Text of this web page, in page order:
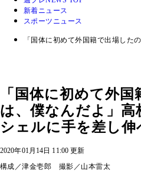
新着ニュース
スポーツニュース
「国体に初めて外国籍で出場した
「国体に初めて外
は、僕なんだよ」高
シェルに手を差し伸
2020年01月14日 11:00 更新
構成／津金壱郎 撮影／山本雷太